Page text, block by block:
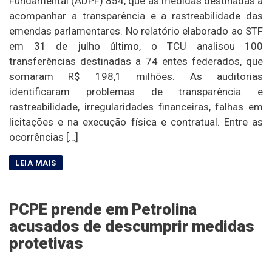
acompanhar a transparência e a rastreabilidade das
emendas parlamentares. No relatório elaborado ao STF
em 31 de julho último, o TCU analisou 100
transferências destinadas a 74 entes federados, que
somaram R$ 198,1 milhões. As auditorias
identificaram problemas de transparência e
rastreabilidade, irregularidades financeiras, falhas em
licitações e na execução física e contratual. Entre as
ocorrências […]
PCPE prende em Petrolina
acusados de descumprir medidas
protetivas